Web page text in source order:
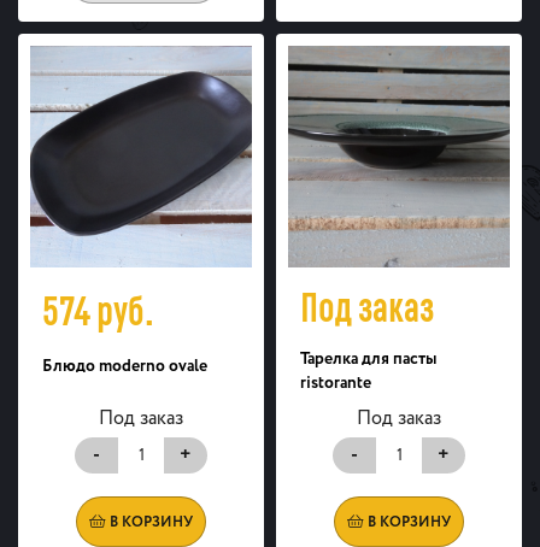
574руб.
Блюдо moderno ovale
Под заказ
-
+
В КОРЗИНУ
Под заказ
Тарелка для пасты
ristorante
Под заказ
-
+
В КОРЗИНУ